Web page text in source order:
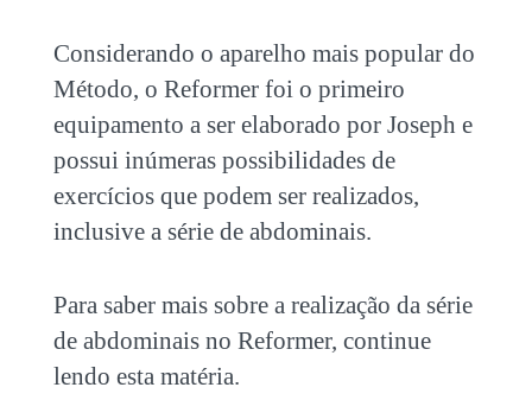
Considerando o aparelho mais popular do
Método, o Reformer foi o primeiro
equipamento a ser elaborado por Joseph e
possui inúmeras possibilidades de
exercícios que podem ser realizados,
inclusive a série de abdominais.
Para saber mais sobre a realização da série
de abdominais no Reformer, continue
lendo esta matéria.